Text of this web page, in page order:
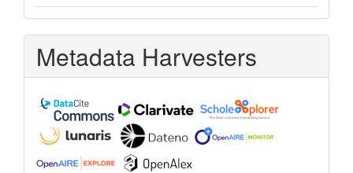
Metadata Harvesters